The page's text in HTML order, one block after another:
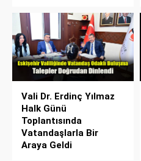
Vali Dr. Erdinç Yılmaz
Halk Günü
Toplantısında
Vatandaşlarla Bir
Araya Geldi